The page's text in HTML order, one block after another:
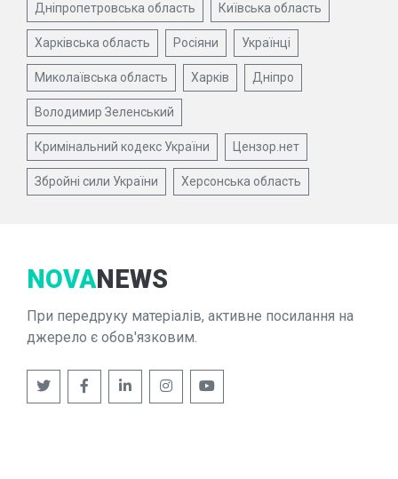
Дніпропетровська область Київська область
Харківська область Росіяни Українці
Миколаївська область Харків Дніпро
Володимир Зеленський
Кримінальний кодекс України Цензор.нет
Збройні сили України Херсонська область
NOVANEWS
При передруку матеріалів, активне посилання на
джерело є обов'язковим.